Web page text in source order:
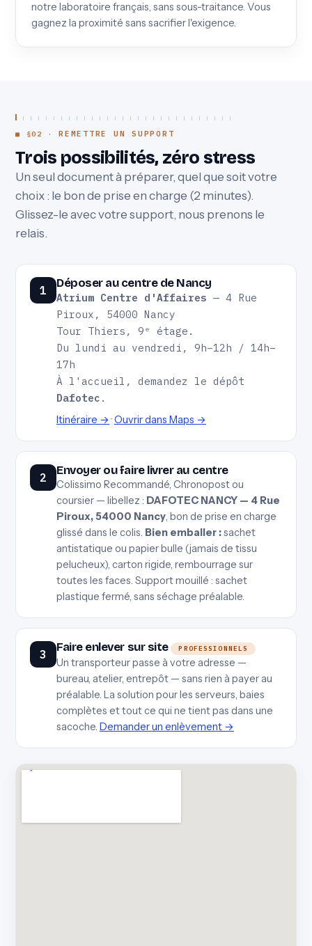
notre laboratoire français, sans sous-traitance. Vous
gagnez la proximité sans sacrifier l'exigence.
REMETTRE UN SUPPORT
Trois possibilités, zéro stress
Un seul document à préparer, quel que soit votre
choix : le bon de prise en charge (2 minutes).
Glissez-le avec votre support, nous prenons le
relais.
1
Déposer au centre de Nancy
Atrium Centre d'Affaires — 4 Rue
Piroux, 54000 Nancy
Tour Thiers, 9ᵉ étage.
Du lundi au vendredi, 9h–12h / 14h–
17h
À l'accueil, demandez le dépôt
Dafotec .
Itinéraire →·Ouvrir dans Maps →
2 Envoyer ou faire livrer au centre
Colissimo Recommandé, Chronopost ou
coursier — libellez : DAFOTEC NANCY — 4 Rue
Piroux, 54000 Nancy, bon de prise en charge
glissé dans le colis. Bien emballer :sachet
antistatique ou papier bulle (jamais de tissu
pelucheux), carton rigide, rembourrage sur
toutes les faces. Support mouillé : sachet
plastique fermé, sans séchage préalable.
3 Faire enlever sur site PROFESSIONNELS
Un transporteur passe à votre adresse —
bureau, atelier, entrepôt — sans rien à payer au
préalable. La solution pour les serveurs, baies
complètes et tout ce qui ne tient pas dans une
sacoche. Demander un enlèvement →